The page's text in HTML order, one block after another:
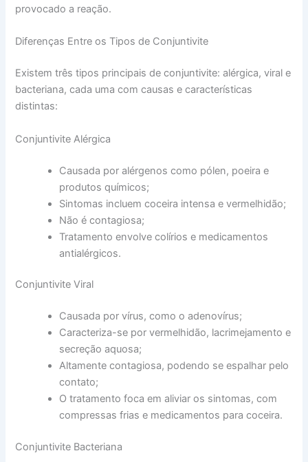
provocado a reação.
Diferenças Entre os Tipos de Conjuntivite
Existem três tipos principais de conjuntivite: alérgica, viral e
bacteriana, cada uma com causas e características
distintas:
Conjuntivite Alérgica
Causada por alérgenos como pólen, poeira e
produtos químicos;
Sintomas incluem coceira intensa e vermelhidão;
Não é contagiosa;
Tratamento envolve colírios e medicamentos
antialérgicos.
Conjuntivite Viral
Causada por vírus, como o adenovírus;
Caracteriza-se por vermelhidão, lacrimejamento e
secreção aquosa;
Altamente contagiosa, podendo se espalhar pelo
contato;
O tratamento foca em aliviar os sintomas, com
compressas frias e medicamentos para coceira.
Conjuntivite Bacteriana